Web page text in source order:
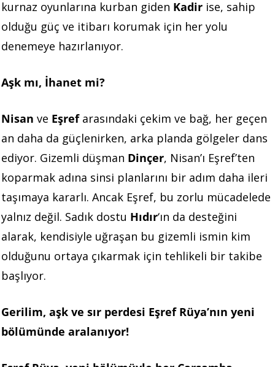
kurnaz oyunlarına kurban giden Kadir ise, sahip
olduğu güç ve itibarı korumak için her yolu
denemeye hazırlanıyor.
Aşk mı, İhanet mi?
Nisan ve Eşrefarasındaki çekim ve bağ, her geçen
an daha da güçlenirken, arka planda gölgeler dans
ediyor. Gizemli düşman Dinçer, Nisan’ı Eşref’ten
koparmak adına sinsi planlarını bir adım daha ileri
taşımaya kararlı. Ancak Eşref, bu zorlu mücadelede
yalnız değil. Sadık dostu Hıdır‘ın da desteğini
alarak, kendisiyle uğraşan bu gizemli ismin kim
olduğunu ortaya çıkarmak için tehlikeli bir takibe
başlıyor.
Gerilim, aşk ve sır perdesi Eşref Rüya’nın yeni
bölümünde aralanıyor!